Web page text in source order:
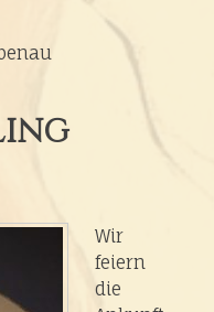
Wir
feiern
die